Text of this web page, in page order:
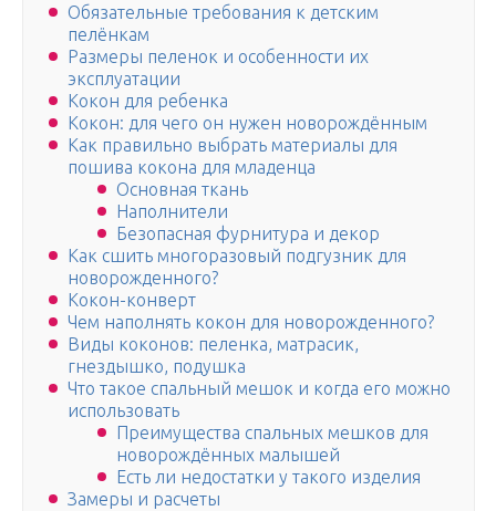
Обязательные требования к детским
пелёнкам
Размеры пеленок и особенности их
эксплуатации
Кокон для ребенка
Кокон: для чего он нужен новорождённым
Как правильно выбрать материалы для
пошива кокона для младенца
Основная ткань
Наполнители
Безопасная фурнитура и декор
Как сшить многоразовый подгузник для
новорожденного?
Кокон-конверт
Чем наполнять кокон для новорожденного?
Виды коконов: пеленка, матрасик,
гнездышко, подушка
Что такое спальный мешок и когда его можно
использовать
Преимущества спальных мешков для
новорождённых малышей
Есть ли недостатки у такого изделия
Замеры и расчеты